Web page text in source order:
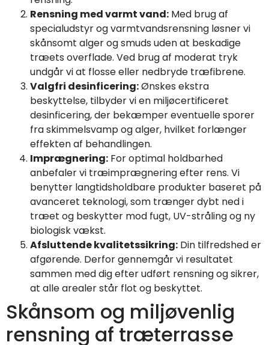
Rensning med varmt vand: Med brug af
specialudstyr og varmtvandsrensning løsner vi
skånsomt alger og smuds uden at beskadige
træets overflade. Ved brug af moderat tryk
undgår vi at flosse eller nedbryde træfibrene.
Valgfri desinficering:Ønskes ekstra
beskyttelse, tilbyder vi en miljøcertificeret
desinficering, der bekæmper eventuelle sporer
fra skimmelsvamp og alger, hvilket forlænger
effekten af behandlingen.
Imprægnering: For optimal holdbarhed
anbefaler vi træimprægnering efter rens. Vi
benytter langtidsholdbare produkter baseret på
avanceret teknologi, som trænger dybt ned i
træet og beskytter mod fugt, UV-stråling og ny
biologisk vækst.
Afsluttende kvalitetssikring: Din tilfredshed er
afgørende. Derfor gennemgår vi resultatet
sammen med dig efter udført rensning og sikrer,
at alle arealer står flot og beskyttet.
Skånsom og miljøvenlig
rensning af træterrasse